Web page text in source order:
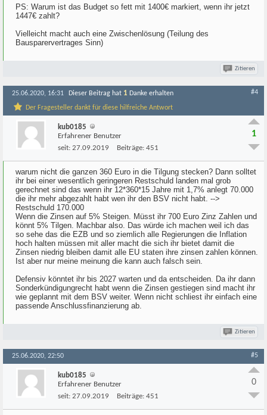
PS: Warum ist das Budget so fett mit 1400€ markiert, wenn ihr jetzt
1447€ zahlt?
Vielleicht macht auch eine Zwischenlösung (Teilung des
Bausparervertrages Sinn)
Zitieren
25.06.2020, 16:31 Dieser Beitrag hat 1 Danke erhalten
Der Fragesteller dankt für diese hilfreiche Antwort
#4
kub0185
Erfahrener Benutzer
seit: 27.09.2019 Beiträge: 451
1
warum nicht die ganzen 360 Euro in die Tilgung stecken? Dann solltet
ihr bei einer wesentlich geringeren Restschuld landen mal grob
gerechnet sind das wenn ihr 12*360*15 Jahre mit 1,7% anlegt 70.000
die ihr mehr abgezahlt habt wen ihr den BSV nicht habt. -->
Restschuld 170.000
Wenn die Zinsen auf 5% Steigen. Müsst ihr 700 Euro Zinz Zahlen und
könnt 5% Tilgen. Machbar also. Das würde ich machen weil ich das
so sehe das die EZB und so ziemlich alle Regierungen die Inflation
hoch halten müssen mit aller macht die sich ihr bietet damit die
Zinsen niedrig bleiben damit alle EU staten ihre zinsen zahlen können.
Ist aber nur meine meinung die kann auch falsch sein.
Defensiv könntet ihr bis 2027 warten und da entscheiden. Da ihr dann
Sonderkündigungrecht habt wenn die Zinsen gestiegen sind macht ihr
wie geplannt mit dem BSV weiter. Wenn nicht schliest ihr einfach eine
passende Anschlussfinanzierung ab.
Zitieren
25.06.2020, 22:50 #5
kub0185
Erfahrener Benutzer
seit: 27.09.2019 Beiträge: 451
0